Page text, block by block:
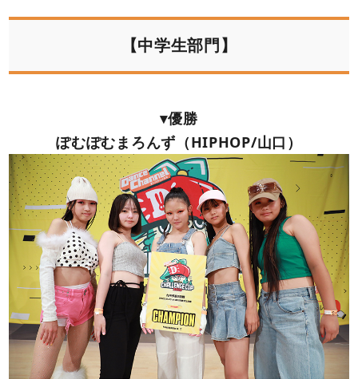
【中学生部門】
▾優勝
ぽむぽむまろんず（HIPHOP/山口）